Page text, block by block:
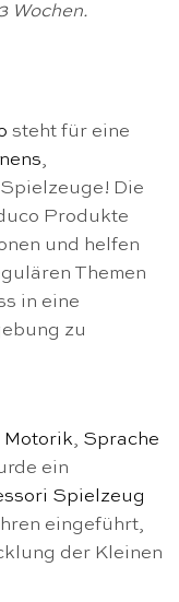
Wochen.
steht für eine
,
Die
Produkte
und helfen
Themen
in eine
zu
Motorik, Sprache
ein
Spielzeug
eingeführt,
der Kleinen